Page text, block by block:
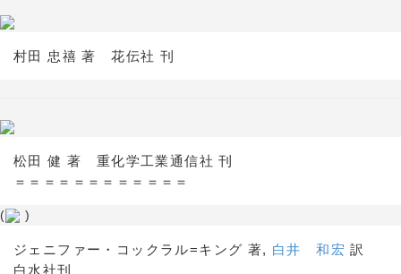
村田 忠禧 著 花伝社 刊
松田 健 著 重化学工業通信社 刊
＝＝＝＝＝＝＝＝＝＝＝＝
( )
ジェニファー・コックラル=キング 著, 白井 和宏 訳
白水社刊